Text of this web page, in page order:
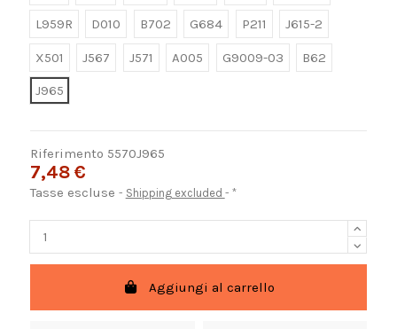
L959R D010 B702 G684 P211 J615-2
X501 J567 J571 A005 G9009-03 B62
J965
Riferimento 5570J965
7,48 €
Tasse escluse Shipping excluded *
Aggiungi al carrello